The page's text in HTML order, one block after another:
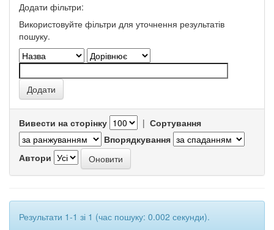
Додати фільтри:
Використовуйте фільтри для уточнення результатів
пошуку.
Вивести на сторінку | Сортування
Впорядкування
Автори
Результати 1-1 зі 1 (час пошуку: 0.002 секунди).